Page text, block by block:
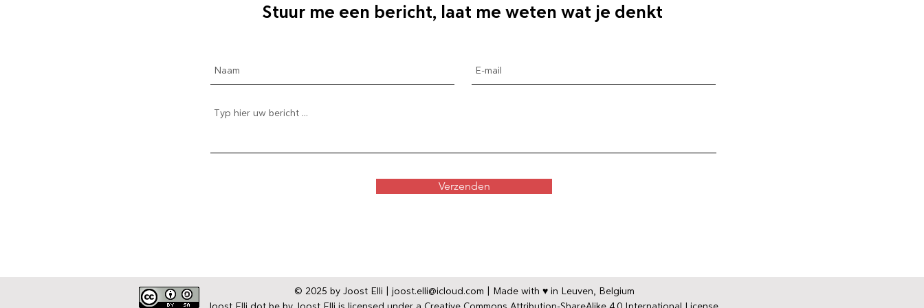
Stuur me een bericht, laat me weten wat je denkt
Verzenden
© 2025 by Joost Elli | joost.elli@icloud.com | Made with ♥ in Leuven, Belgium